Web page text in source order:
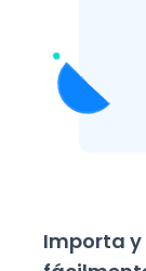
Importa